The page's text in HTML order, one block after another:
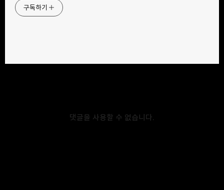
구독하기
댓글을 사용할 수 없습니다.
https://starkying.tistory.com/entry/Spring-MVC-